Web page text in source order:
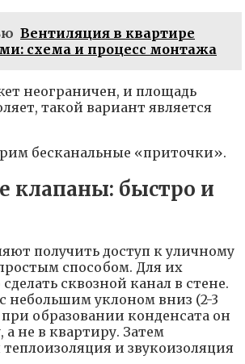
Вентиляция в квартире
схема и процесс монтажа
неограничен, и площадь
такой вариант является
бесканальные «приточки».
клапаны: быстро и
получить доступ к уличному
способом. Для их
сквозной канал в стене.
небольшим уклоном вниз (2-3
образовании конденсата он
а не в квартиру. Затем
теплоизоляция и звукоизоляция